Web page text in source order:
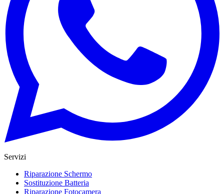
Servizi
Riparazione Schermo
Sostituzione Batteria
Riparazione Fotocamera